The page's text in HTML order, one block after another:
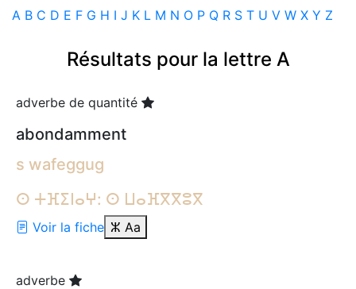
A B C D E F G H I J K L M N O P Q R S T U V W X Y Z
Résultats pour la lettre A
adverbe de quantité
abondamment
s wafeggug
ⵙ ⵜⴼⵉⵏⴰⵖ: ⵙ ⵡⴰⴼⴳⴳⵓⴳ
Voir la fiche ⵣ Aa
adverbe